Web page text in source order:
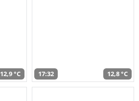
12,9 °C 17:32 12,8 °C